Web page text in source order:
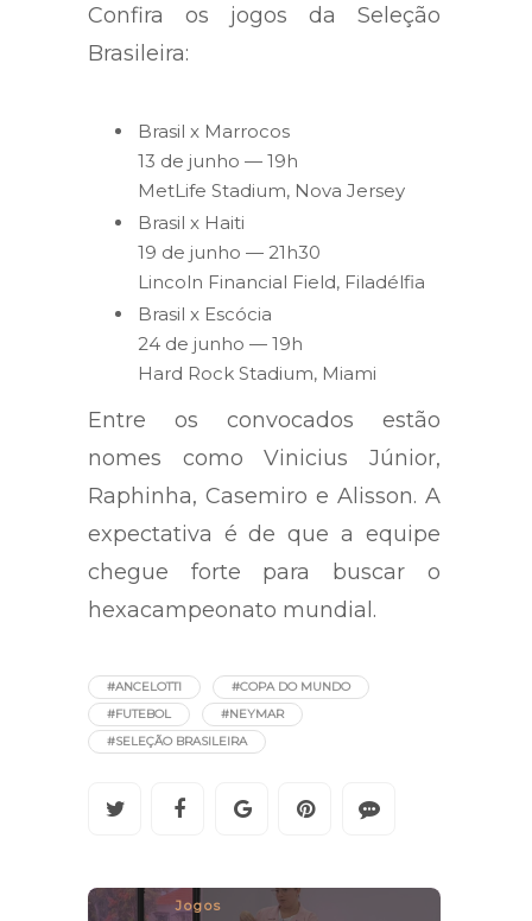
Confira os jogos da Seleção
Brasileira:
Brasil x Marrocos
13 de junho — 19h
MetLife Stadium, Nova Jersey
Brasil x Haiti
19 de junho — 21h30
Lincoln Financial Field, Filadélfia
Brasil x Escócia
24 de junho — 19h
Hard Rock Stadium, Miami
Entre os convocados estão
nomes comoVinicius Júnior,
Raphinha, Casemiro e Alisson. A
expectativa é de que a equipe
chegue forte para buscar o
hexacampeonato mundial.
#ANCELOTTI
#COPA DO MUNDO
#FUTEBOL
#NEYMAR
#SELEÇÃO BRASILEIRA
Jogos